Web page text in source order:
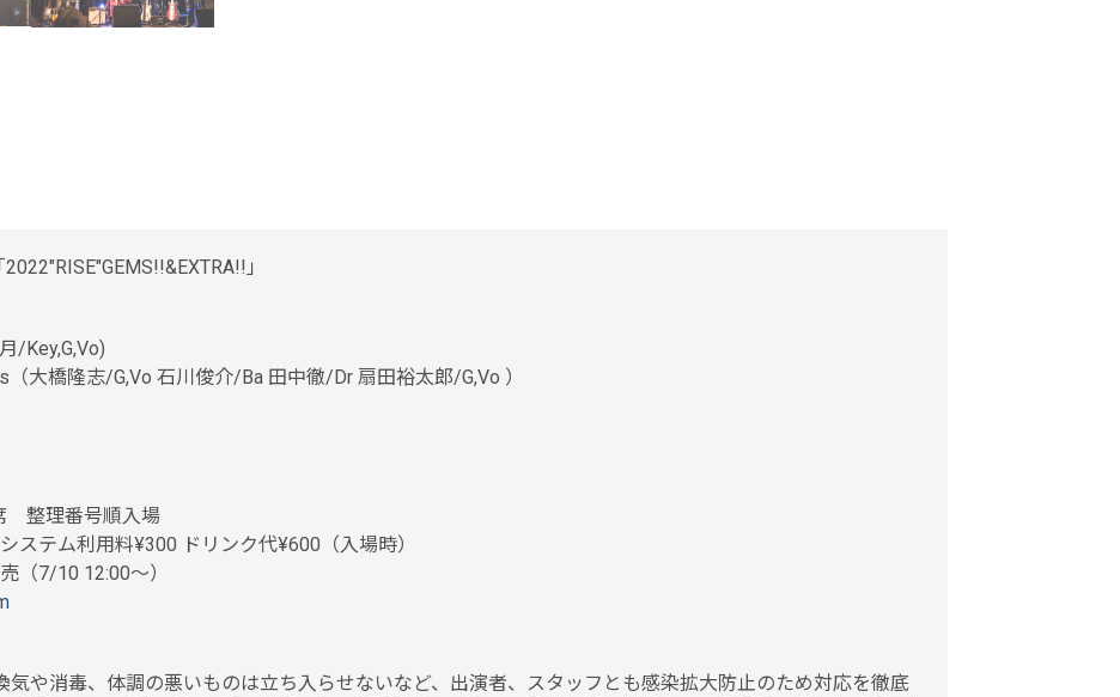
」
/Key,G,Vo)
（大橋隆志/G,Vo 石川俊介/Ba 田中徹/Dr 扇田裕太郎/G,Vo ）
整理番号順入場
テム利用料¥300 ドリンク代¥600（入場時）
（7/10 12:00〜）
や消毒、体調の悪いものは立ち入らせないなど、出演者、スタッフとも感染拡大防止のため対応を徹底